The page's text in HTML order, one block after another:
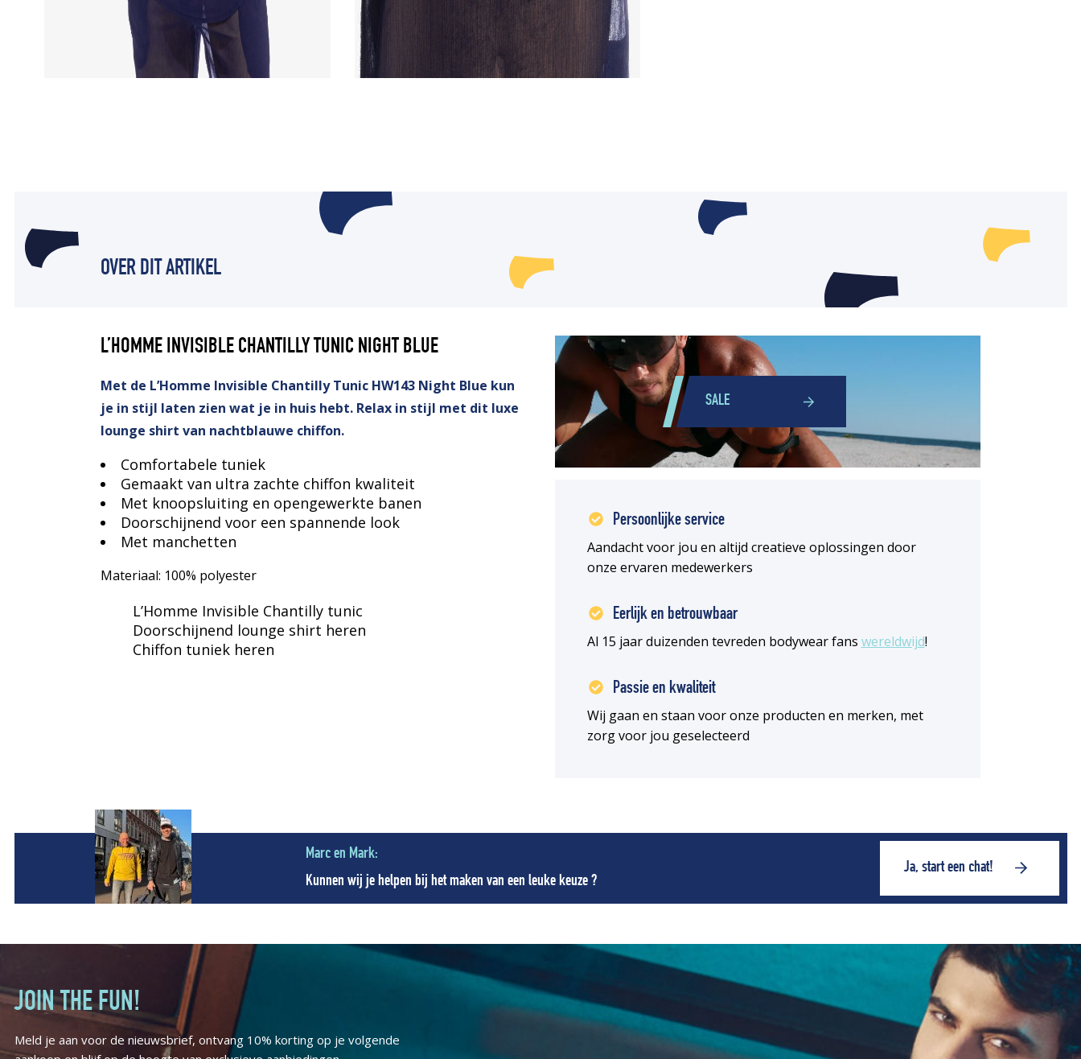
OVER DIT ARTIKEL
L’HOMME INVISIBLE CHANTILLY TUNIC NIGHT BLUE
Met de L’Homme Invisible Chantilly Tunic HW143 Night Blue kun
je in stijl laten zien wat je in huis hebt. Relax in stijl met dit luxe
lounge shirt van nachtblauwe chiffon.
Comfortabele tuniek
Gemaakt van ultra zachte chiffon kwaliteit
Met knoopsluiting en opengewerkte banen
Doorschijnend voor een spannende look
Met manchetten
Materiaal: 100% polyester
L’Homme Invisible Chantilly tunic
Doorschijnend lounge shirt heren
Chiffon tuniek heren
SALE
Persoonlijke service
Aandacht voor jou en altijd creatieve oplossingen door
onze ervaren medewerkers
Eerlijk en betrouwbaar
Al 15 jaar duizenden tevreden bodywear fans wereldwijd!
Passie en kwaliteit
Wij gaan en staan voor onze producten en merken, met
zorg voor jou geselecteerd
Marc en Mark:
Kunnen wij je helpen bij het maken van een leuke keuze ?
Ja, start een chat!
JOIN THE FUN!
Meld je aan voor de nieuwsbrief, ontvang 10% korting op je volgende